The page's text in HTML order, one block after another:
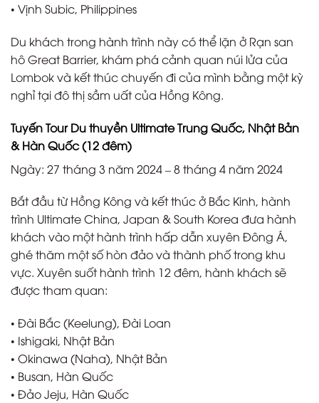
• Vịnh Subic, Philippines
Du khách trong hành trình này có thể lặn ở Rạn san
hô Great Barrier, khám phá cảnh quan núi lửa của
Lombok và kết thúc chuyến đi của mình bằng một kỳ
nghỉ tại đô thị sầm uất của Hồng Kông.
Tuyến Tour Du thuyền Ultimate Trung Quốc, Nhật Bản
& Hàn Quốc (12 đêm)
Ngày: 27 tháng 3 năm 2024 – 8 tháng 4 năm 2024
Bắt đầu từ Hồng Kông và kết thúc ở Bắc Kinh, hành
trình Ultimate China, Japan & South Korea đưa hành
khách vào một hành trình hấp dẫn xuyên Đông Á,
ghé thăm một số hòn đảo và thành phố trong khu
vực. Xuyên suốt hành trình 12 đêm, hành khách sẽ
được tham quan:
• Đài Bắc (Keelung), Đài Loan
• Ishigaki, Nhật Bản
• Okinawa (Naha), Nhật Bản
• Busan, Hàn Quốc
• Đảo Jeju, Hàn Quốc